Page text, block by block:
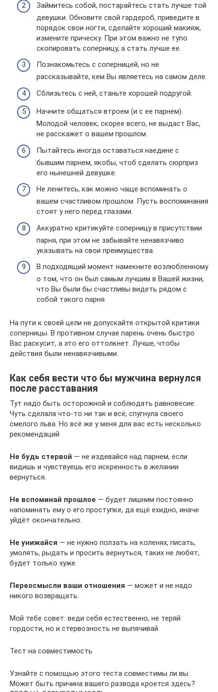
Займитесь собой, постарайтесь стать лучше той
девушки. Обновите свой гардероб, приведите в
порядок свои ногти, сделайте хороший макияж,
измените прическу. При этом важно не тупо
скопировать соперницу, а стать лучше ее.
Познакомьтесь с соперницей, но не
рассказывайте, кем Вы являетесь на самом деле.
Сблизьтесь с ней, станьте хорошей подругой.
Начните общаться втроем (и с ее парнем).
Молодой человек, скорее всего, не выдаст Вас,
не расскажет о вашем прошлом.
Пытайтесь иногда оставаться наедине с
бывшим парнем, якобы, чтоб сделать сюрприз
его нынешней девушке.
Не ленитесь, как можно чаще вспоминать о
вашем счастливом прошлом. Пусть воспоминания
стоят у него перед глазами.
Аккуратно критикуйте соперницу в присутствии
парня, при этом не забывайте ненавязчиво
указывать на свои преимущества.
В подходящий момент намекните возлюбленному
о том, что он был самым лучшим в Вашей жизни,
что Вы были бы счастливы видеть рядом с
собой такого парня.
На пути к своей цели не допускайте открытой критики
соперницы. В противном случае парень очень быстро
Вас раскусит, а это его оттолкнет. Лучше, чтобы
действия были ненавязчивыми.
Как себя вести что бы мужчина вернулся
после расставания
Тут надо быть осторожной и соблюдать равновесие.
Чуть сделала что-то ни так и всё, спугнула своего
смелого льва. Но всё же у меня для вас есть несколько
рекомендаций:
Не будь стервой — не издевайся над парнем, если
видишь и чувствуешь его искренность в желании
вернуться.
Не вспоминай прошлое — будет лишним постоянно
напоминать ему о его проступке, да ещё ехидно, иначе
уйдёт окончательно.
Не унижайся — не нужно ползать на коленях, писать,
умолять, рыдать и просить вернуться, таких не любят,
будет только хуже.
Переосмысли ваши отношения — может и не надо
никого возвращать.
Мой тебе совет: веди себя естественно, не теряй
гордости, но и стервозность не выпячивай.
Тест на совместимость
Узнайте с помощью этого теста совместимы ли вы.
Может быть причина вашего развода кроется здесь?